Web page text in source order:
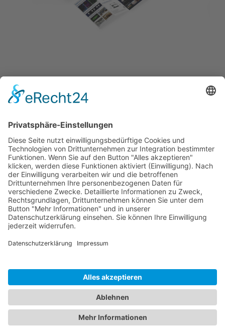
PRODUCTS
Hytronik offers a wide variety of different
products for every application. If you would
like to learn more about our product
families and the full range of our offerings,
you can find our Hytronik portfolio
catalogues here.